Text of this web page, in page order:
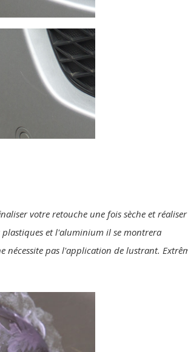
votre retouche une fois sèche et
plastiques et l'aluminium il se montrera
nécessite pas l'application de lustrant.